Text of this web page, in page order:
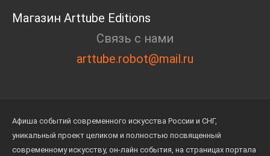
Магазин Arttube Editions
Связь с нами
arttube.robot@mail.ru
Афиша событий современного искусства России и СНГ,
уникальный проект целиком и полностью посвященный
современному искусству, он-лайн события, на страницах портала